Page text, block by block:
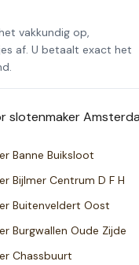
vakkundig op,
af. U betaalt exact het
slotenmaker
Banne Buiksloot
Bijlmer Centrum D F H
Buitenveldert Oost
Burgwallen Oude Zijde
Chassbuurt